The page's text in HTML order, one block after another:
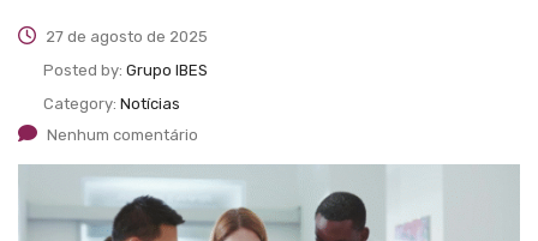
27 de agosto de 2025
Posted by: Grupo IBES
Category: Notícias
Nenhum comentário